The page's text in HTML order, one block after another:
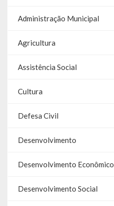
Covid 19
Planos
Publicações Oficiais
Administração Municipal
Agricultura
Assistência Social
Cultura
Defesa Civil
Desenvolvimento
Desenvolvimento Econômico
Desenvolvimento Social